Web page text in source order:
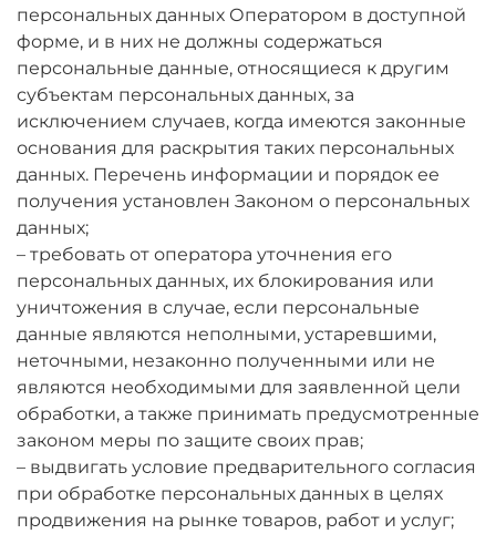
персональных данных Оператором в доступной
форме, и в них не должны содержаться
персональные данные, относящиеся к другим
субъектам персональных данных, за
исключением случаев, когда имеются законные
основания для раскрытия таких персональных
данных. Перечень информации и порядок ее
получения установлен Законом о персональных
данных;
– требовать от оператора уточнения его
персональных данных, их блокирования или
уничтожения в случае, если персональные
данные являются неполными, устаревшими,
неточными, незаконно полученными или не
являются необходимыми для заявленной цели
обработки, а также принимать предусмотренные
законом меры по защите своих прав;
– выдвигать условие предварительного согласия
при обработке персональных данных в целях
продвижения на рынке товаров, работ и услуг;